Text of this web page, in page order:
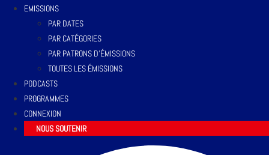
EMISSIONS
PAR DATES
PAR CATÉGORIES
PAR PATRONS D’ÉMISSIONS
TOUTES LES ÉMISSIONS
PODCASTS
PROGRAMMES
CONNEXION
NOUS SOUTENIR